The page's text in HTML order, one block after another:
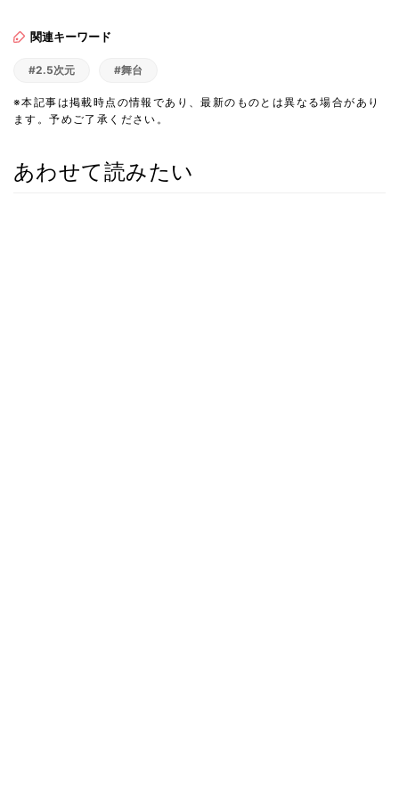
関連キーワード
#2.5次元 #舞台
※本記事は掲載時点の情報であり、最新のものとは異なる場合があり
ます。予めご了承ください。
あわせて読みたい